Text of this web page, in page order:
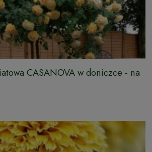
CASANOVA w doniczce - na